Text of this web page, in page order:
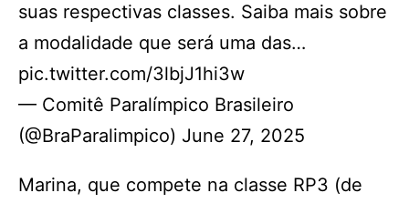
suas respectivas classes. Saiba mais sobre
a modalidade que será uma das…
pic.twitter.com/3lbjJ1hi3w
— Comitê Paralímpico Brasileiro
(@BraParalimpico) June 27, 2025
Marina, que compete na classe RP3 (de